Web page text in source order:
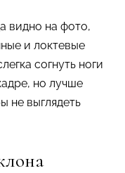
видно на фото,
и локтевые
согнуть ноги
но лучше
не выглядеть